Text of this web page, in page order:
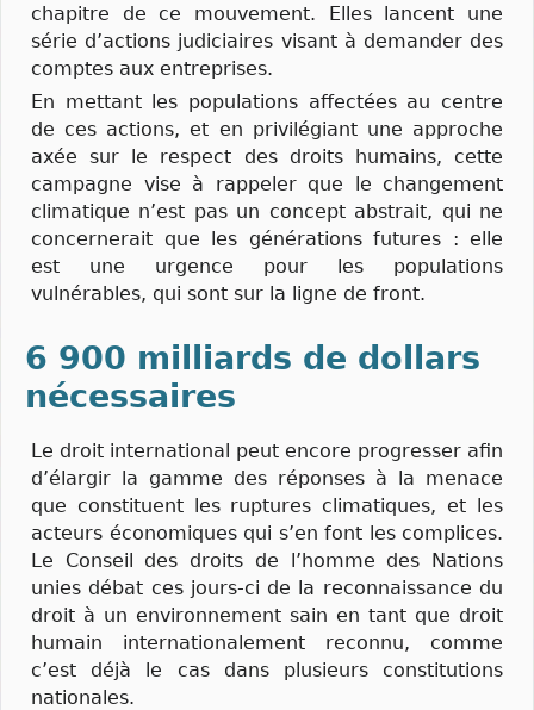
chapitre de ce mouvement. Elles lancent une
série d’actions judiciaires visant à demander des
comptes aux entreprises.
En mettant les populations affectées au centre
de ces actions, et en privilégiant une approche
axée sur le respect des droits humains, cette
campagne vise à rappeler que le changement
climatique n’est pas un concept abstrait, qui ne
concernerait que les générations futures : elle
est une urgence pour les populations
vulnérables, qui sont sur la ligne de front.
6 900 milliards de dollars
nécessaires
Le droit international peut encore progresser afin
d’élargir la gamme des réponses à la menace
que constituent les ruptures climatiques, et les
acteurs économiques qui s’en font les complices.
Le Conseil des droits de l’homme des Nations
unies débat ces jours-ci de la reconnaissance du
droit à un environnement sain en tant que droit
humain internationalement reconnu, comme
c’est déjà le cas dans plusieurs constitutions
nationales.